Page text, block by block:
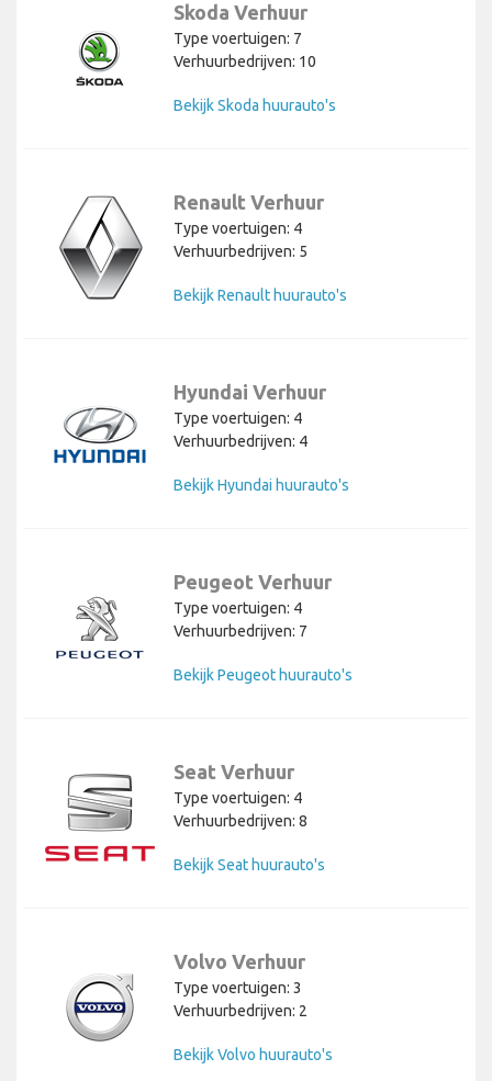
Skoda Verhuur
Type voertuigen: 7
Verhuurbedrijven: 10
Bekijk Skoda huurauto's
Renault Verhuur
Type voertuigen: 4
Verhuurbedrijven: 5
Bekijk Renault huurauto's
Hyundai Verhuur
Type voertuigen: 4
Verhuurbedrijven: 4
Bekijk Hyundai huurauto's
Peugeot Verhuur
Type voertuigen: 4
Verhuurbedrijven: 7
Bekijk Peugeot huurauto's
Seat Verhuur
Type voertuigen: 4
Verhuurbedrijven: 8
Bekijk Seat huurauto's
Volvo Verhuur
Type voertuigen: 3
Verhuurbedrijven: 2
Bekijk Volvo huurauto's